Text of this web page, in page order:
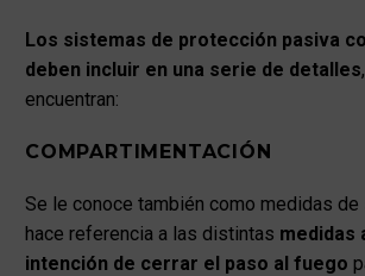
Los sistemas de protección pasiva
deben incluir en una serie de detalles
encuentran:
COMPARTIMENTACIÓN
Se le conoce también como medidas
hace referencia a las distintas medidas
intención de cerrar el paso al fuego